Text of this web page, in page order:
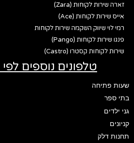
זארה שירות לקוחות (Zara)
אייס שירות לקוחות (Ace)
רמי לוי שיווק השקמה שירות לקוחות
פנגו שירות לקוחות (Pango)
שירות לקוחות קסטרו (Castro)
טלפונים נוספים לפי
שעות פתיחה
בתי ספר
גני ילדים
קניונים
תחנות דלק